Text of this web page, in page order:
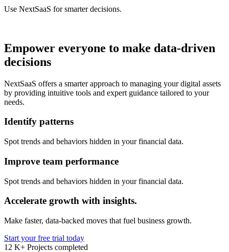
Use NextSaaS for smarter decisions.
Empower everyone to make data-driven
decisions
NextSaaS offers a smarter approach to managing your digital assets
by providing intuitive tools and expert guidance tailored to your
needs.
Identify patterns
Spot trends and behaviors hidden in your financial data.
Improve team performance
Spot trends and behaviors hidden in your financial data.
Accelerate growth with insights.
Make faster, data-backed moves that fuel business growth.
Start your free trial today
12 K+ Projects completed